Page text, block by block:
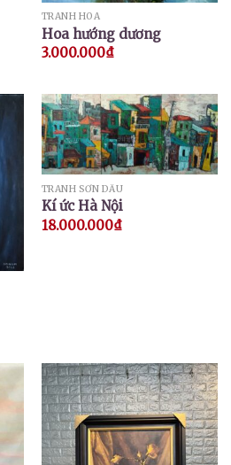
TRANH HOA
Hoa hướng dương
3.000.000₫
TRANH SƠN DẦU
Kí ức Hà Nội
18.000.000₫